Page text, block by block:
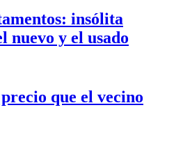
insólita
nuevo y el usado
que el vecino